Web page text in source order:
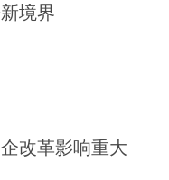
境界
改革影响重大